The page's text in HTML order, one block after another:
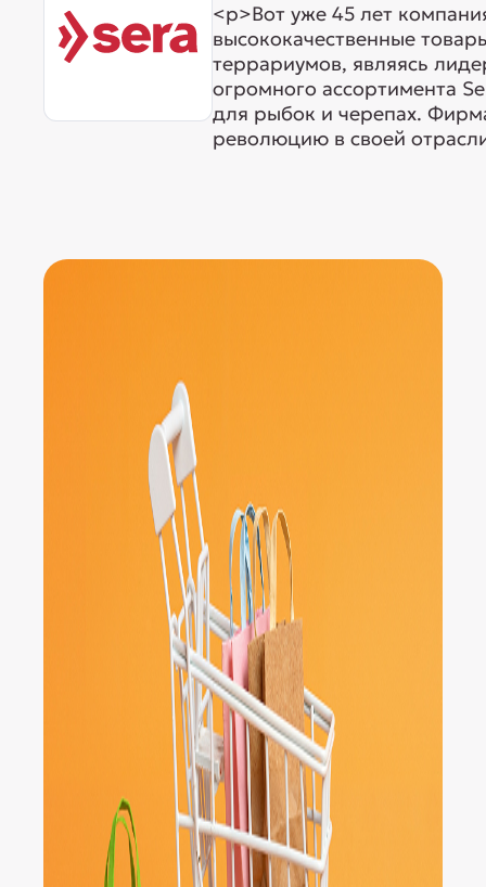
<p>Вот уже 45 лет
высококачественные
террариумов, являясь
огромного ассортимента
для рыбок и черепах.
революцию в своей